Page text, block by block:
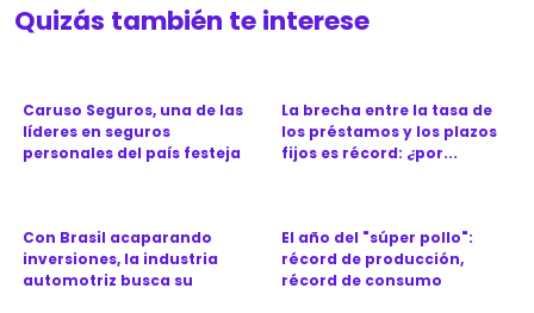
Quizás también te interese
Caruso Seguros, una de las
líderes en seguros
personales del país festeja
La brecha entre la tasa de
los préstamos y los plazos
fijos es récord: ¿por...
Con Brasil acaparando
inversiones, la industria
automotriz busca su
El año del "súper pollo":
récord de producción,
récord de consumo